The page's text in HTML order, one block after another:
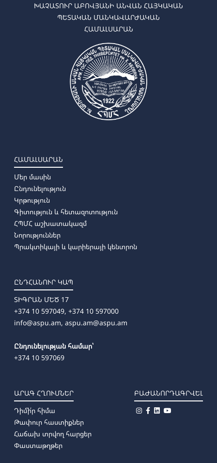
ԽԱՉԱՏՈՒՐ ԱԲՈՎՅԱՆԻ ԱՆՎԱՆ ՀԱՅԿԱԿԱՆ
ՊԵՏԱԿԱՆ ՄԱՆԿԱՎԱՐԺԱԿԱՆ
ՀԱՄԱԼՍԱՐԱՆ
ՀԱՄԱԼՍԱՐԱՆ
Մեր մասին
Ընդունելություն
Կրթություն
Գիտություն և հետազոտություն
ՀՊՄՀ աշխատակազմ
Նորություններ
Պրակտիկայի և կարիերայի կենտրոն
ԸՆԴՀԱՆՈՒՐ ԿԱՊ
ՏԻԳՐԱՆ ՄԵԾ 17
+374 10 597049, +374 10 597000
info@aspu.am, aspu.am@aspu.am
Ընդունելության համար՝
+374 10 597069
ԱՐԱԳ ՀՂՈՒՄՆԵՐ
Դիմի՛ր հիմա
Թափուր հաստիքներ
Հաճախ տրվող հարցեր
Փաստաթղթեր
ԲԱԺԱՆՈՐԴԱԳՐՎԵԼ